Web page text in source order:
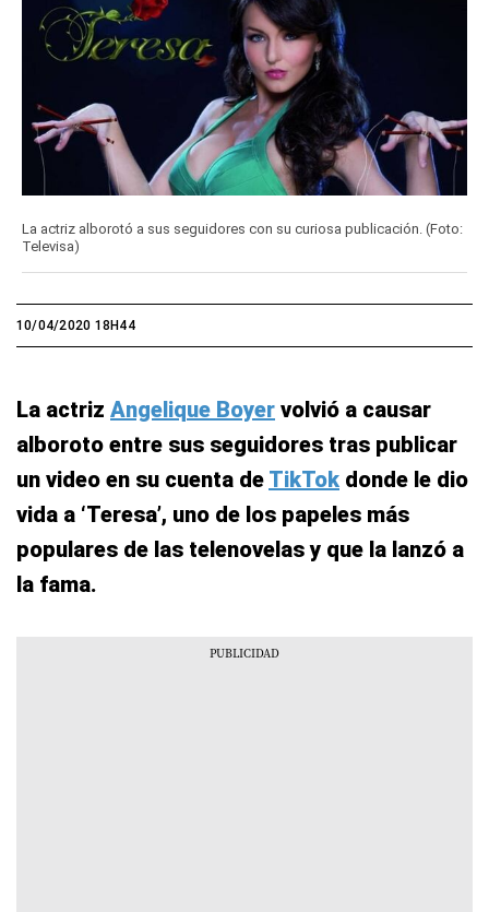
La actriz alborotó a sus seguidores con su curiosa publicación. (Foto:
Televisa)
10/04/2020 18H44
La actriz Angelique Boyer volvió a causar
alboroto entre sus seguidores tras publicar
un video en su cuenta de TikTok donde le dio
vida a ‘Teresa’, uno de los papeles más
populares de las telenovelas y que la lanzó a
la fama.